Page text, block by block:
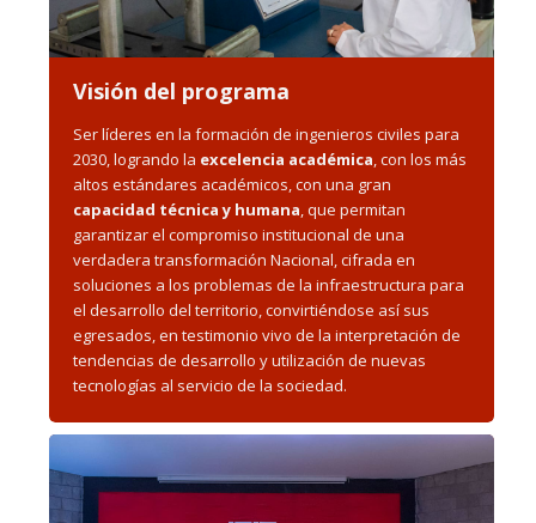
Visión del programa
Ser líderes en la formación de ingenieros civiles para
2030, logrando la excelencia académica, con los más
altos estándares académicos, con una gran
capacidad técnica y humana, que permitan
garantizar el compromiso institucional de una
verdadera transformación Nacional, cifrada en
soluciones a los problemas de la infraestructura para
el desarrollo del territorio, convirtiéndose así sus
egresados, en testimonio vivo de la interpretación de
tendencias de desarrollo y utilización de nuevas
tecnologías al servicio de la sociedad.